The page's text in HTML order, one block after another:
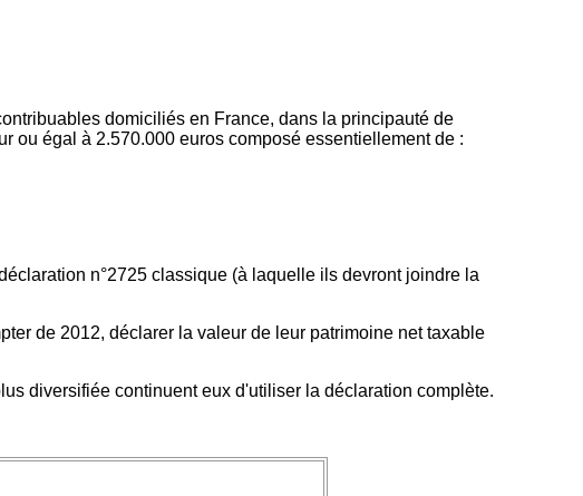
domiciliés en France, dans la principauté de
ou égal à 2.570.000 euros composé essentiellement de :
n°2725 classique (à laquelle ils devront joindre la
de 2012, déclarer la valeur de leur patrimoine net taxable
diversifiée continuent eux d'utiliser la déclaration complète.